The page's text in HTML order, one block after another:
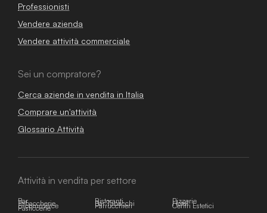
Professionisti
Vendere azienda
Vendere attività commerciale
Sei un compratore?
Cerca aziende in vendita in Italia
Comprare un'attività
Glossario Attività
Attività in vendita per settore
Bar Ristoranti Pizzerie
Tabaccherie Bar Tabacchi Hotel
E-commerce Parrucchieri Centri Estetici
Pasticcerie